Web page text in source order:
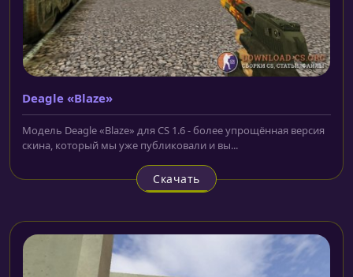
Deagle «Blaze»
Модель Deagle «Blaze» для CS 1.6 - более упрощённая версия
скина, который мы уже публиковали и вы...
Скачать